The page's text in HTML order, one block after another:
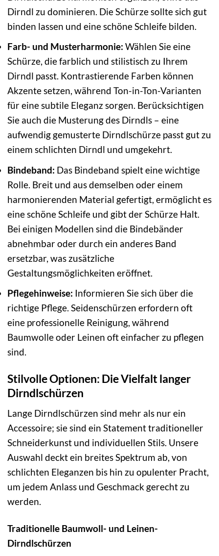
Dirndl zu dominieren. Die Schürze sollte sich gut
binden lassen und eine schöne Schleife bilden.
Farb- und Musterharmonie: Wählen Sie eine
Schürze, die farblich und stilistisch zu Ihrem
Dirndl passt. Kontrastierende Farben können
Akzente setzen, während Ton-in-Ton-Varianten
für eine subtile Eleganz sorgen. Berücksichtigen
Sie auch die Musterung des Dirndls – eine
aufwendig gemusterte Dirndlschürze passt gut zu
einem schlichten Dirndl und umgekehrt.
Bindeband: Das Bindeband spielt eine wichtige
Rolle. Breit und aus demselben oder einem
harmonierenden Material gefertigt, ermöglicht es
eine schöne Schleife und gibt der Schürze Halt.
Bei einigen Modellen sind die Bindebänder
abnehmbar oder durch ein anderes Band
ersetzbar, was zusätzliche
Gestaltungsmöglichkeiten eröffnet.
Pflegehinweise: Informieren Sie sich über die
richtige Pflege. Seidenschürzen erfordern oft
eine professionelle Reinigung, während
Baumwolle oder Leinen oft einfacher zu pflegen
sind.
Stilvolle Optionen: Die Vielfalt langer
Dirndlschürzen
Lange Dirndlschürzen sind mehr als nur ein
Accessoire; sie sind ein Statement traditioneller
Schneiderkunst und individuellen Stils. Unsere
Auswahl deckt ein breites Spektrum ab, von
schlichten Eleganzen bis hin zu opulenter Pracht,
um jedem Anlass und Geschmack gerecht zu
werden.
Traditionelle Baumwoll- und Leinen-
Dirndlschürzen